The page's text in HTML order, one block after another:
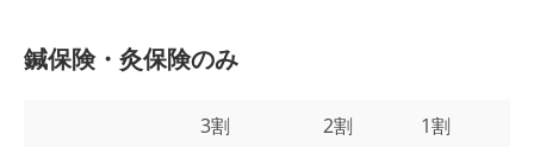
鍼保険・灸保険のみ
3割 2割 1割